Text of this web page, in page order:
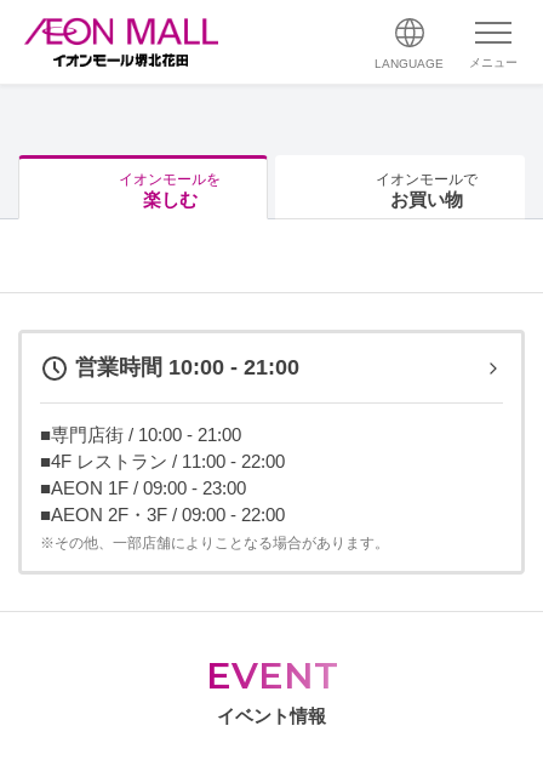
LANGUAGE メニュー
イオンモールを
楽しむ
イオンモールで
お買い物
営業時間 10:00 - 21:00
■専門店街 / 10:00 - 21:00
■4F レストラン / 11:00 - 22:00
■AEON 1F / 09:00 - 23:00
■AEON 2F・3F / 09:00 - 22:00
※その他、一部店舗によりことなる場合があります。
EVENT
イベント情報